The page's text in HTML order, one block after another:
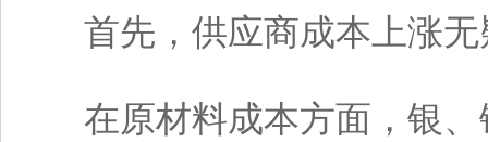
首先，供应商成本上涨无
在原材料成本方面，银、